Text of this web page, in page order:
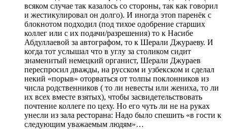
всяком случае так казалось со стороны, так как говорил
и жестикулировал он долго). И иногда этоn паренёк с
блокнотом подходил (под тихое одобрение старших
коллег или с их подачи/разрешения) то к Насибе
Абдуллаевой за автографом, то к Шерали Джураеву. И
когда тот услышал что в углу за столиком сидит
знаменитый немецкий органист, Шерали Джураев
переспросил дважды, на русском и узбекском и сделал
некий «порыв» оторваться от толпы поклонников из
числа родственников ( то ли невесты или жениха, то ли
их всех вместе взятых), чтобы засвидетельствовать
почтение коллеге по цеху. Но его чуть ли не на руках
унесли из зала ресторана: Надо было спешить «в гости к
следующим уважаемым людям»…